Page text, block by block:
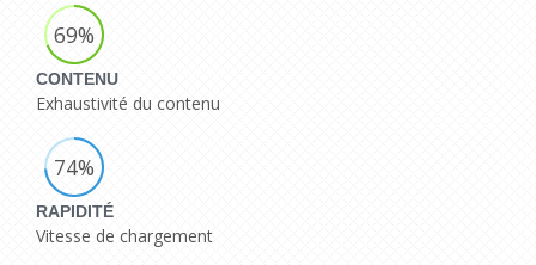
69%
CONTENU
Exhaustivité du contenu
74%
RAPIDITÉ
Vitesse de chargement